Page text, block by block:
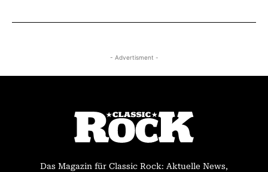
- Advertisment -
Das Magazin für Classic Rock: Aktuelle News,